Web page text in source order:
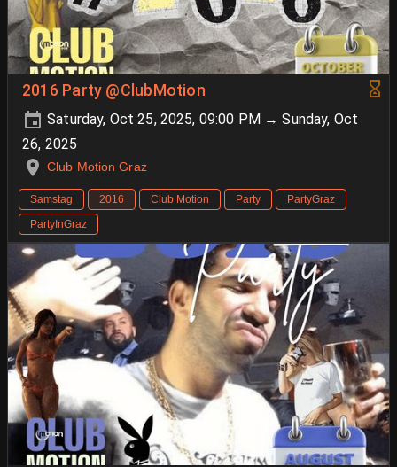
2016 Party @ClubMotion
Saturday, Oct 25, 2025, 09:00 PM → Sunday, Oct
26, 2025
Club Motion Graz
Samstag 2016 Club Motion Party
PartyGraz
PartyInGraz